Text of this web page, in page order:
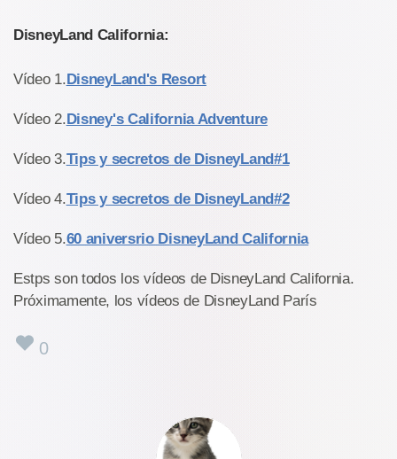
DisneyLand California:
Vídeo 1.DisneyLand's Resort
Vídeo 2.Disney's California Adventure
Vídeo 3.Tips y secretos de DisneyLand#1
Vídeo 4.Tips y secretos de DisneyLand#2
Vídeo 5.60 aniversrio DisneyLand California
Estps son todos los vídeos de DisneyLand California.
Próximamente, los vídeos de DisneyLand París
0